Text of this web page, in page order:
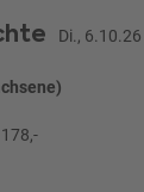
Di., 6.10.26